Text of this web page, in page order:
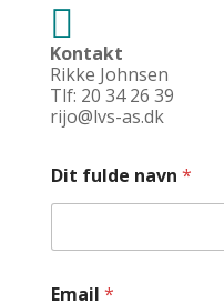

Kontakt
Rikke Johnsen
Tlf: 20 34 26 39
rijo@lvs-as.dk
Dit fulde navn *
Email *